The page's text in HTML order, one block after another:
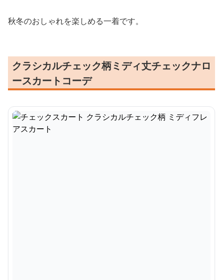
秋冬のおしゃれを楽しめる一着です。
クラシカルチェック柄ミディ丈チェックナロ
ースカートコーデ